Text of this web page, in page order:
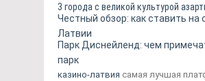
3 города с великой культурой
Честный обзор: как ставить на
Латвии
Парк Диснейленд: чем
парк
казино-латвия самая лучшая